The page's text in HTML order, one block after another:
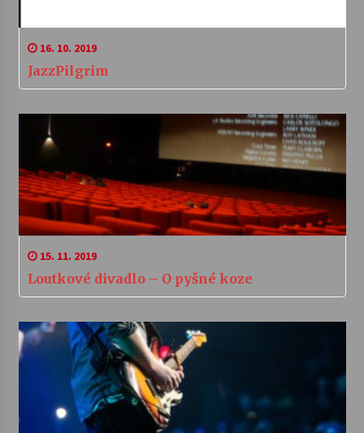
16. 10. 2019
JazzPilgrim
15. 11. 2019
Loutkové divadlo – O pyšné koze